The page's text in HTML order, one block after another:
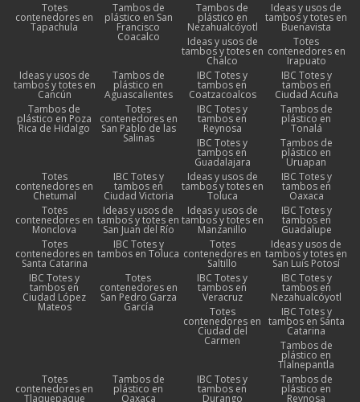
Totes
contenedores en
Tapachula
Tambos de
plástico en San
Francisco
Coacalco
Tambos de
plástico en
Nezahualcóyotl
Ideas y usos de
tambos y totes en
Buenavista
Ideas y usos de
tambos y totes en
Chalco
Totes
contenedores en
Irapuato
Ideas y usos de
tambos y totes en
Cancún
Tambos de
plástico en
Aguascalientes
IBC Totes y
tambos en
Coatzacoalcos
IBC Totes y
tambos en
Ciudad Acuña
Tambos de
plástico en Poza
Rica de Hidalgo
Totes
contenedores en
San Pablo de las
Salinas
IBC Totes y
tambos en
Reynosa
Tambos de
plástico en
Tonalá
IBC Totes y
tambos en
Guadalajara
Tambos de
plástico en
Uruapan
Totes
contenedores en
Chetumal
IBC Totes y
tambos en
Ciudad Victoria
Ideas y usos de
tambos y totes en
Toluca
IBC Totes y
tambos en
Oaxaca
Totes
contenedores en
Monclova
Ideas y usos de
tambos y totes en
San Juan del Río
Ideas y usos de
tambos y totes en
Manzanillo
IBC Totes y
tambos en
Guadalupe
Totes
contenedores en
Santa Catarina
IBC Totes y
tambos en Toluca
Totes
contenedores en
Saltillo
Ideas y usos de
tambos y totes en
San Luis Potosí
IBC Totes y
tambos en
Ciudad López
Mateos
Totes
contenedores en
San Pedro Garza
García
IBC Totes y
tambos en
Veracruz
IBC Totes y
tambos en
Nezahualcóyotl
Totes
contenedores en
Ciudad del
Carmen
IBC Totes y
tambos en Santa
Catarina
Tambos de
plástico en
Tlalnepantla
Totes
contenedores en
Tlaquepaque
Tambos de
plástico en
Oaxaca
IBC Totes y
tambos en
Durango
Tambos de
plástico en
Reynosa